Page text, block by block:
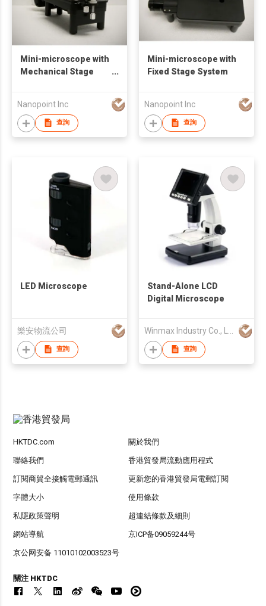
Mini-microscope with
Mechanical Stage
Nanopoint Inc
查詢
Mini-microscope with
Fixed Stage System
Nanopoint Inc
查詢
LED Microscope
樂安物流公司
查詢
Stand-Alone LCD
Digital Microscope
查詢
HKTDC.com 關於我們
聯絡我們 香港貿發局流動應用程式
訂閱商貿全接觸電郵通訊 更新您的香港貿發局電郵訂閱
字體大小 使用條款
私隱政策聲明 超連結條款及細則
網站導航 京ICP备09059244号
京公网安备 11010102003523号
關注 HKTDC